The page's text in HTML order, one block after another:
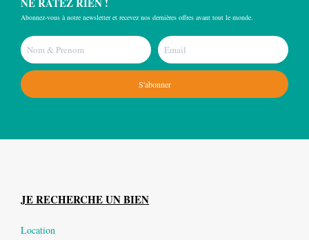
Abonnez-vous à notre newsletter et recevez nos dernières offres avant tout le monde.
S'abonner
JE RECHERCHE UN BIEN
Location